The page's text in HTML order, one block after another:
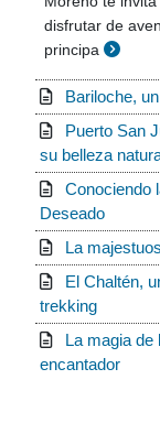
disfrutar de
principa
Bariloche,
Puerto San
su belleza
Conociendo
Deseado
La
El Chaltén,
trekking
La magia de
encantador